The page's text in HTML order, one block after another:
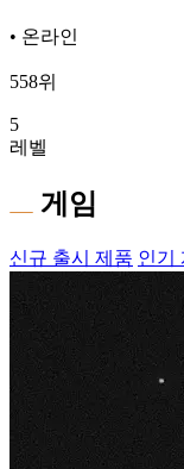
• 온라인
558위
5
레벨
게임
신규 출시 제품 인기